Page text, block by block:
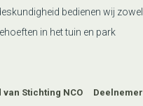
bedienen wij
in het tuin en park
van Stichting NCO